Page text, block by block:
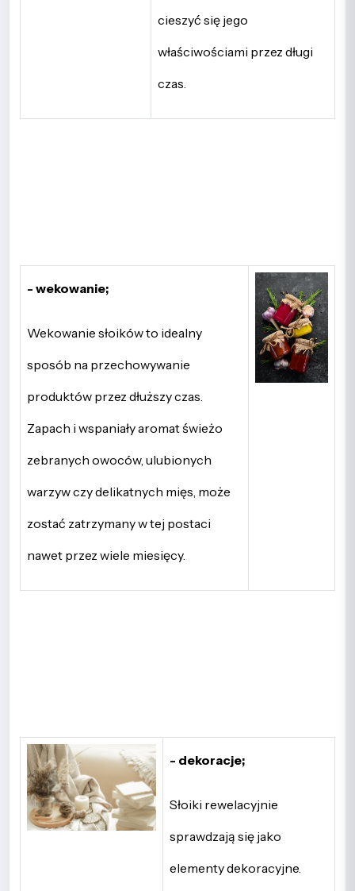
cieszyć się jego
właściwościami przez długi
czas.
- wekowanie;
Wekowanie słoików to idealny
sposób na przechowywanie
produktów przez dłuższy czas.
Zapach i wspaniały aromat świeżo
zebranych owoców, ulubionych
warzyw czy delikatnych mięs, może
zostać zatrzymany w tej postaci
nawet przez wiele miesięcy.
- dekoracje;
Słoiki rewelacyjnie
sprawdzają się jako
elementy dekoracyjne.